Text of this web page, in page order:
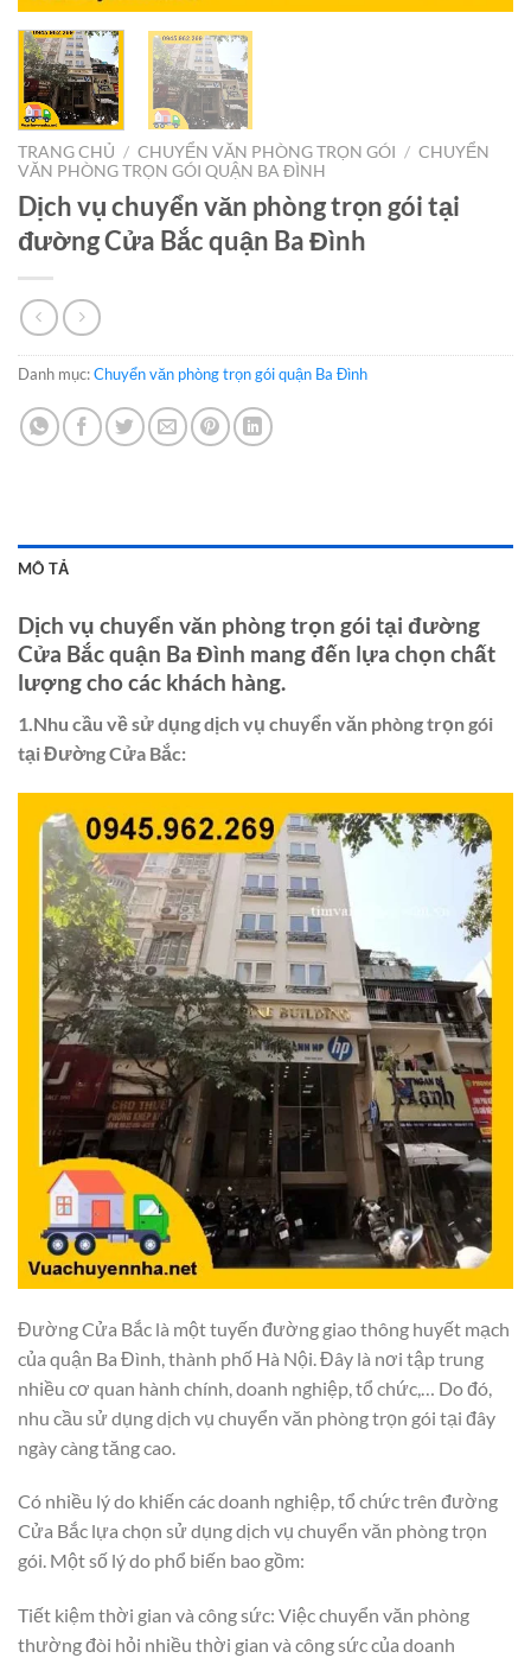
TRANG CHỦ / CHUYỂN VĂN PHÒNG TRỌN GÓI / CHUYỂN
VĂN PHÒNG TRỌN GÓI QUẬN BA ĐÌNH
Dịch vụ chuyển văn phòng trọn gói tại
đường Cửa Bắc quận Ba Đình
Danh mục:Chuyển văn phòng trọn gói quận Ba Đình
MÔ TẢ
Dịch vụ chuyển văn phòng trọn gói tại đường
Cửa Bắc quận Ba Đình mang đến lựa chọn chất
lượng cho các khách hàng.
1.Nhu cầu về sử dụng dịch vụ chuyển văn phòng trọn gói
tại Đường Cửa Bắc:
Đường Cửa Bắc là một tuyến đường giao thông huyết mạch
của quận Ba Đình, thành phố Hà Nội. Đây là nơi tập trung
nhiều cơ quan hành chính, doanh nghiệp, tổ chức,… Do đó,
nhu cầu sử dụng dịch vụ chuyển văn phòng trọn gói tại đây
ngày càng tăng cao.
Có nhiều lý do khiến các doanh nghiệp, tổ chức trên đường
Cửa Bắc lựa chọn sử dụng dịch vụ chuyển văn phòng trọn
gói. Một số lý do phổ biến bao gồm:
Tiết kiệm thời gian và công sức: Việc chuyển văn phòng
thường đòi hỏi nhiều thời gian và công sức của doanh